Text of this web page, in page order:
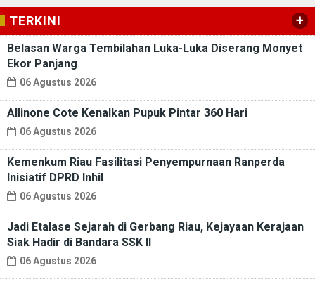
TERKINI +
Belasan Warga Tembilahan Luka-Luka Diserang Monyet
Ekor Panjang
06 Agustus 2026
Allinone Cote Kenalkan Pupuk Pintar 360 Hari
06 Agustus 2026
Kemenkum Riau Fasilitasi Penyempurnaan Ranperda
Inisiatif DPRD Inhil
06 Agustus 2026
Jadi Etalase Sejarah di Gerbang Riau, Kejayaan Kerajaan
Siak Hadir di Bandara SSK II
06 Agustus 2026